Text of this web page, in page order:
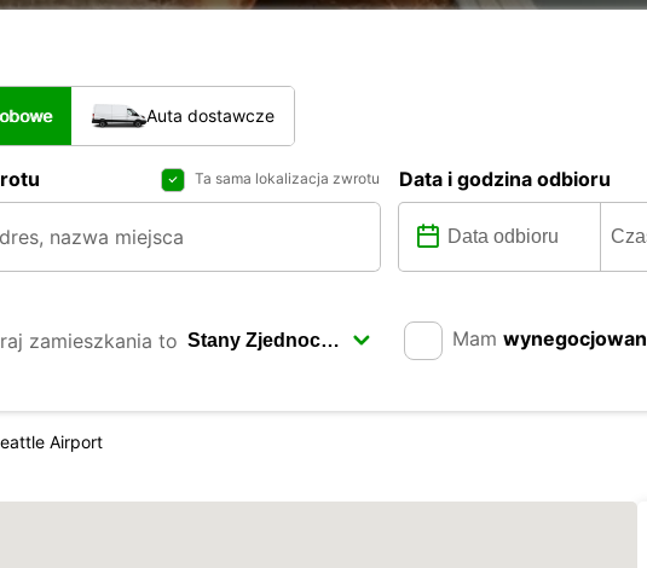
Auta dostawcze
Ta sama lokalizacja zwrotu Data i godzina odbioru
zamieszkania to Mam
Airport